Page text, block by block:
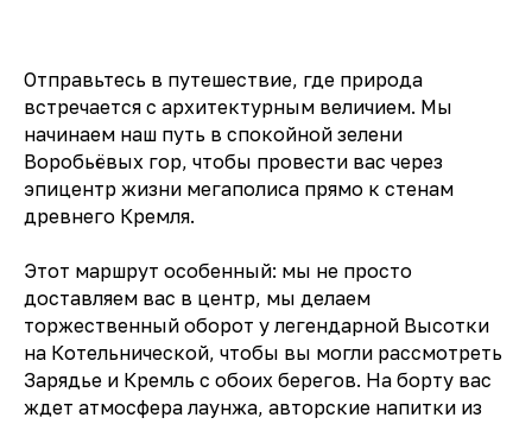
Отправьтесь в путешествие, где природа
встречается с архитектурным величием. Мы
начинаем наш путь в спокойной зелени
Воробьёвых гор, чтобы провести вас через
эпицентр жизни мегаполиса прямо к стенам
древнего Кремля.
Этот маршрут особенный: мы не просто
доставляем вас в центр, мы делаем
торжественный оборот у легендарной Высотки
на Котельнической, чтобы вы могли рассмотреть
Зарядье и Кремль с обоих берегов. На борту вас
ждет атмосфера лаунжа, авторские напитки из